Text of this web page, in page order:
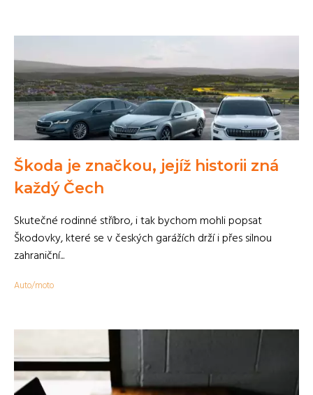
Škoda je značkou, jejíž historii zná
každý Čech
Skutečné rodinné stříbro, i tak bychom mohli popsat
Škodovky, které se v českých garážích drží i přes silnou
zahraniční...
Auto/moto